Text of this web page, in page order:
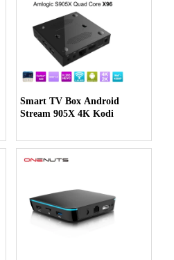
Smart TV Box Android
Stream 905X 4K Kodi